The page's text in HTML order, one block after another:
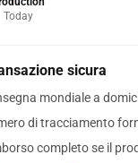
Today
sicura
mondiale a
di tracciamento
completo se il